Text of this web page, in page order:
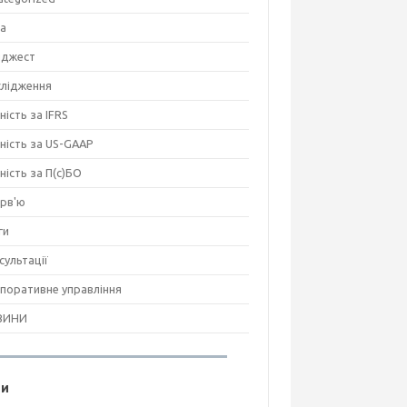
за IFRS
за US-GAAP
за П(с)БО
управління